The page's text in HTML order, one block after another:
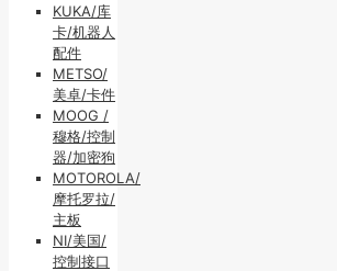
KUKA/库
卡/机器人
配件
METSO/
美卓/卡件
MOOG /
穆格/控制
器/加密狗
MOTOROLA/
摩托罗拉/
主板
NI/美国/
控制接口